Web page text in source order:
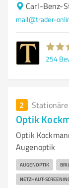
Carl-Benz-
mail@trader-
254
2
Optik
Optik
Augenoptik
AUGENOPTIK
NETZHAUT-